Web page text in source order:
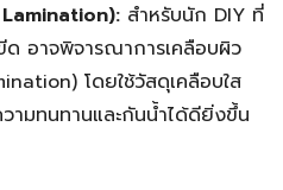
สำหรับนัก DIY ที่
อาจพิจารณาการเคลือบผิว
โดยใช้วัสดุเคลือบใส
วามทนทานและกันน้ำได้ดียิ่งขึ้น